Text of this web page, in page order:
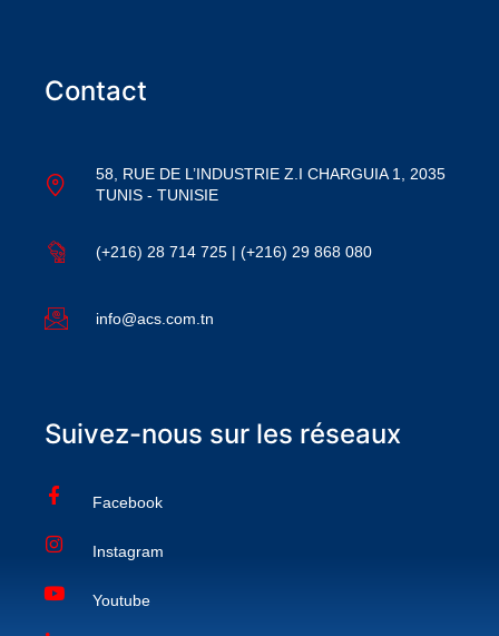
Contact
58, RUE DE L’INDUSTRIE Z.I CHARGUIA 1, 2035
TUNIS - TUNISIE
(+216) 28 714 725 | (+216) 29 868 080
info@acs.com.tn
Suivez-nous sur les réseaux
Facebook
Instagram
Youtube